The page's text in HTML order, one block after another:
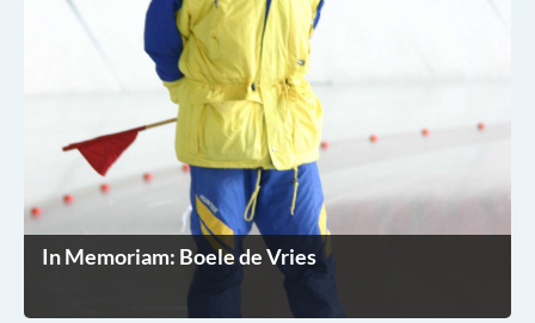
In Memoriam: Boele de Vries